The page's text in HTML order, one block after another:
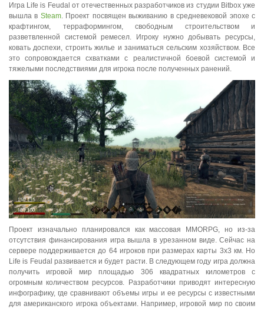
Игра Life is Feudal от отечественных разработчиков из студии Bitbox уже
вышла в Steam. Проект посвящен выживанию в средневековой эпохе с
крафтингом, терраформингом, свободным строительством и
разветвленной системой ремесел. Игроку нужно добывать ресурсы,
ковать доспехи, строить жилье и заниматься сельским хозяйством. Все
это сопровождается схватками с реалистичной боевой системой и
тяжелыми последствиями для игрока после полученных ранений.
Проект изначально планировался как массовая MMORPG, но из-за
отсутствия финансирования игра вышла в урезанном виде. Сейчас на
сервере поддерживается до 64 игроков при размерах карты 3x3 км. Но
Life is Feudal развивается и будет расти. В следующем году игра должна
получить игровой мир площадью 306 квадратных километров с
огромным количеством ресурсов. Разработчики приводят интересную
инфографику, где сравнивают объемы игры и ее ресурсы с известными
для американского игрока объектами. Например, игровой мир по своим